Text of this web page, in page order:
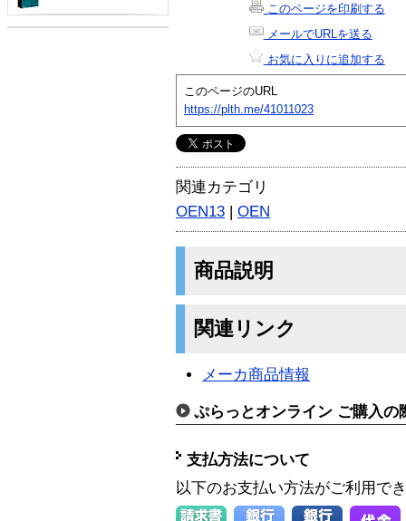
このページを印刷する
メールでURLを送る
お気に入りに追加する
このページのURL
https://plth.me/41011023
関連カテゴリ
OEN13 | OEN
商品説明
関連リンク
メーカ商品情報
ぷらっとオンライン ご購入の
支払方法について
以下のお支払い方法がご利用で